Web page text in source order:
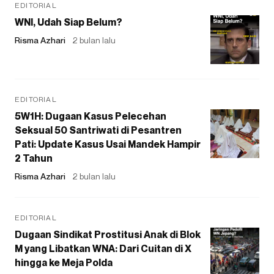
EDITORIAL
WNI, Udah Siap Belum?
Risma Azhari 2 bulan lalu
EDITORIAL
5W1H: Dugaan Kasus Pelecehan
Seksual 50 Santriwati di Pesantren
Pati: Update Kasus Usai Mandek Hampir
2 Tahun
Risma Azhari 2 bulan lalu
EDITORIAL
Dugaan Sindikat Prostitusi Anak di Blok
M yang Libatkan WNA: Dari Cuitan di X
hingga ke Meja Polda